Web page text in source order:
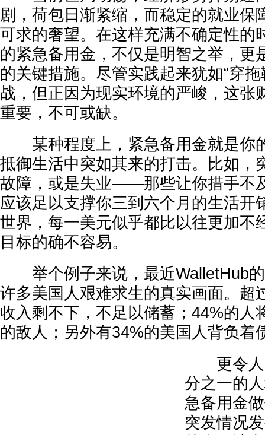
剧，荷包日渐紧缩，而稳定的就业保
可求的奢望。在这样充满不确定性的
的紧急备用金，不仅是明智之举，更
的关键措施。尽管实践起来犹如“穿
战，但正因为现实环境的严峻，这张
重要，不可或缺。
某种程度上，紧急备用金就是你
抵御生活中突如其来的打击。比如，
故障，或是失业——那些让你措手不
应该足以支撑你三到六个月的生活开
世界，每一美元似乎都比以往更加不
目标的确不容易。
举个例子来说，最近WalletHub的
许多美国人艰难求生的真实画面。超
收入剩不下，不足以储蓄；44%的人
的敌人；另外有34%的美国人背负着
更令人
分之一的
急备用金
突发情况